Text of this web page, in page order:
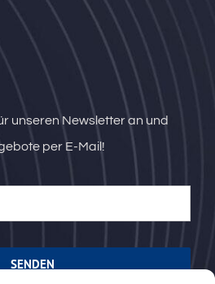
unseren Newsletter an und
per E-Mail!
SENDEN